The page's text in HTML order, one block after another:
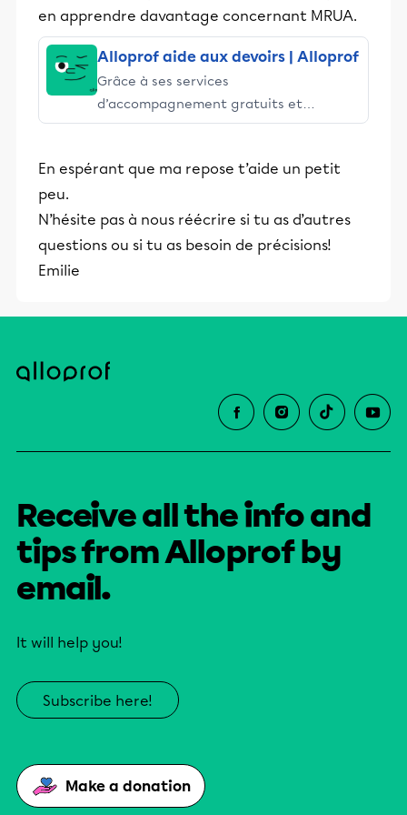
en apprendre davantage concernant MRUA.
Alloprof aide aux devoirs | Alloprof
Grâce à ses services
d’accompagnement gratuits et
stimulants, Alloprof engage les élèves
éducative.
En espérant que ma repose t’aide un petit
peu.
N’hésite pas à nous réécrire si tu as d’autres
questions ou si tu as besoin de précisions!
Emilie
Receive all the info and
tips from Alloprof by
email.
It will help you!
Subscribe here!
Make a donation